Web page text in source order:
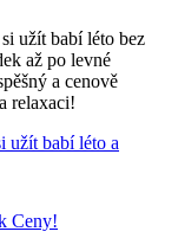
užít babí léto bez
až po levné
a cenově
relaxaci!
užít babí léto a